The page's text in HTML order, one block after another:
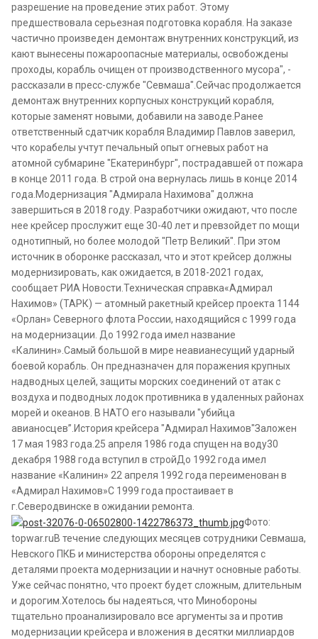
разрешение на проведение этих работ. Этому
предшествовала серьезная подготовка корабля. На заказе
частично произведен демонтаж внутренних конструкций, из
кают вынесены пожароопасные материалы, освобождены
проходы, корабль очищен от производственного мусора", -
рассказали в пресс-службе "Севмаша".Сейчас продолжается
демонтаж внутренних корпусных конструкций корабля,
которые заменят новыми, добавили на заводе.Ранее
ответственный сдатчик корабля Владимир Павлов заверил,
что корабелы учтут печальный опыт огневых работ на
атомной субмарине "Екатеринбург", пострадавшей от пожара
в конце 2011 года. В строй она вернулась лишь в конце 2014
года.Модернизация "Адмирала Нахимова" должна
завершиться в 2018 году. Разработчики ожидают, что после
нее крейсер прослужит еще 30-40 лет и превзойдет по мощи
однотипный, но более молодой "Петр Великий". При этом
источник в оборонке рассказал, что и этот крейсер должны
модернизировать, как ожидается, в 2018-2021 годах,
сообщает РИА Новости.Техническая справка«Адмирал
Нахимов» (ТАРК) — атомный ракетный крейсер проекта 1144
«Орлан» Северного флота России, находящийся с 1999 года
на модернизации. До 1992 года имел название
«Калинин».Самый большой в мире неавианесущий ударный
боевой корабль. Он предназначен для поражения крупных
надводных целей, защиты морских соединений от атак с
воздуха и подводных лодок противника в удаленных районах
морей и океанов. В НАТО его называли "убийца
авианосцев”.История крейсера "Адмирал Нахимов"Заложен
17 мая 1983 года.25 апреля 1986 года спущен на воду30
декабря 1988 года вступил в стройДо 1992 года имел
название «Калинин» 22 апреля 1992 года переименован в
«Адмирал Нахимов»С 1999 года простаивает в
г.Северодвинске в ожидании ремонта.
Фото:
topwar.ruВ течение следующих месяцев сотрудники Севмаша,
Невского ПКБ и министерства обороны определятся с
деталями проекта модернизации и начнут основные работы.
Уже сейчас понятно, что проект будет сложным, длительным
и дорогим.Хотелось бы надеяться, что Минобороны
тщательно проанализировало все аргументы за и против
модернизации крейсера и вложения в десятки миллиардов